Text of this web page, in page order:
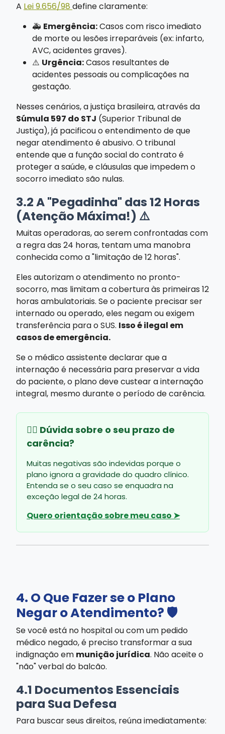
A Lei 9.656/98 define claramente:
🚑 Emergência:Casos com risco imediato
de morte ou lesões irreparáveis (ex: infarto,
AVC, acidentes graves).
⚠️ Urgência:Casos resultantes de
acidentes pessoais ou complicações na
gestação.
Nesses cenários, a justiça brasileira, através da
Súmula 597 do STJ (Superior Tribunal de
Justiça), já pacificou o entendimento de que
negar atendimento é abusivo. O tribunal
entende que a função social do contrato é
proteger a saúde, e cláusulas que impedem o
socorro imediato são nulas.
3.2 A "Pegadinha" das 12 Horas
(Atenção Máxima!) ⚠️
Muitas operadoras, ao serem confrontadas com
a regra das 24 horas, tentam uma manobra
conhecida como a "limitação de 12 horas".
Eles autorizam o atendimento no pronto-
socorro, mas limitam a cobertura às primeiras 12
horas ambulatoriais. Se o paciente precisar ser
internado ou operado, eles negam ou exigem
transferência para o SUS. Isso é ilegal em
casos de emergência.
Se o médico assistente declarar que a
internação é necessária para preservar a vida
do paciente, o plano deve custear a internação
integral, mesmo durante o período de carência.
👩‍⚖️ Dúvida sobre o seu prazo de
carência?
Muitas negativas são indevidas porque o
plano ignora a gravidade do quadro clínico.
Entenda se o seu caso se enquadra na
exceção legal de 24 horas.
Quero orientação sobre meu caso ➤
4. O Que Fazer se o Plano
Negar o Atendimento? 🛡️
Se você está no hospital ou com um pedido
médico negado, é preciso transformar a sua
indignação em munição jurídica. Não aceite o
"não" verbal do balcão.
4.1 Documentos Essenciais
para Sua Defesa
Para buscar seus direitos, reúna imediatamente: